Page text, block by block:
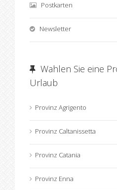
Postkarten
Newsletter
Wahlen Sie eine
Urlaub
Provinz Agrigento
Provinz Caltanissetta
Provinz Catania
Provinz Enna